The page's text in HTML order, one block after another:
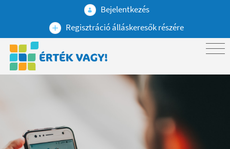
Bejelentkezés
Regisztráció álláskeresők részére